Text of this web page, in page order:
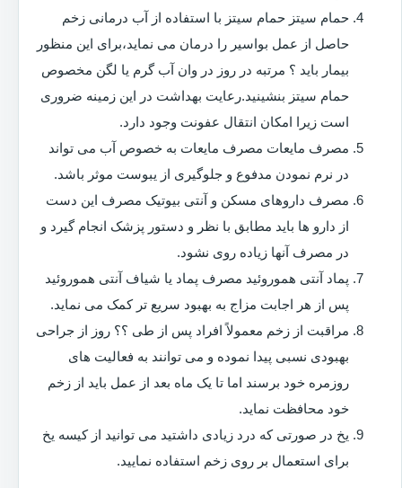
حمام سیتز حمام سیتز با استفاده از آب درمانی زخم
حاصل از عمل بواسیر را درمان می نماید،برای این منظور
بیمار باید ؟ مرتبه در روز در وان آب گرم یا لگن مخصوص
حمام سیتز بنشینید.رعایت بهداشت در این زمینه ضروری
است زیرا امکان انتقال عفونت وجود دارد.
مصرف مایعات مصرف مایعات به خصوص آب می تواند
در نرم نمودن مدفوع و جلوگیری از یبوست موثر باشد.
مصرف داروهای مسکن و آنتی بیوتیک مصرف این دست
از دارو ها باید مطابق با نظر و دستور پزشک انجام گیرد و
در مصرف آنها زیاده روی نشود.
پماد آنتی هموروئید مصرف پماد یا شیاف آنتی هموروئید
پس از هر اجابت مزاج به بهبود سریع تر کمک می نماید.
مراقبت از زخم معمولاً افراد پس از طی ؟؟ روز از جراحی
بهبودی نسبی پیدا نموده و می توانند به فعالیت های
روزمره خود برسند اما تا یک ماه بعد از عمل باید از زخم
خود محافظت نماید.
یخ در صورتی که درد زیادی داشتید می توانید از کیسه یخ
برای استعمال بر روی زخم استفاده نمایید.